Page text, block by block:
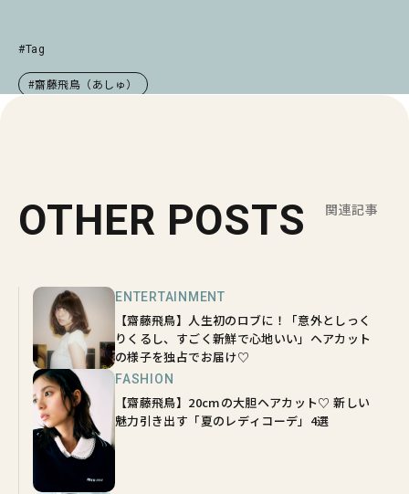
#Tag
#齋藤飛鳥（あしゅ）
OTHER POSTS 関連記事
ENTERTAINMENT
【齋藤飛鳥】人生初のロブに！「意外としっく
りくるし、すごく新鮮で心地いい」ヘアカット
の様子を独占でお届け♡
FASHION
【齋藤飛鳥】20cmの大胆ヘアカット♡ 新しい
魅力引き出す「夏のレディコーデ」4選